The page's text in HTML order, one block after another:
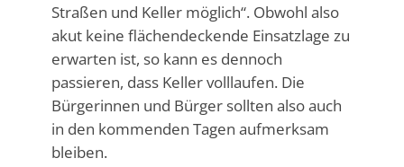
Straßen und Keller möglich“. Obwohl also
akut keine flächendeckende Einsatzlage zu
erwarten ist, so kann es dennoch
passieren, dass Keller volllaufen. Die
Bürgerinnen und Bürger sollten also auch
in den kommenden Tagen aufmerksam
bleiben.